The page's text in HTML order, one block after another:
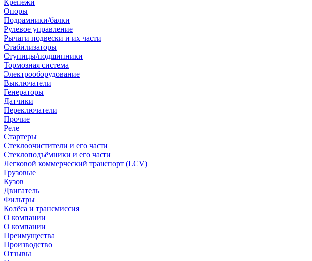
Крепежи
Опоры
Подрамники/балки
Рулевое управление
Рычаги подвески и их части
Стабилизаторы
Ступицы/подшипники
Тормозная система
Электрооборудование
Выключатели
Генераторы
Датчики
Переключатели
Прочие
Реле
Стартеры
Стеклоочистители и его части
Стеклоподъёмники и его части
Легковой коммерческий транспорт (LCV)
Грузовые
Кузов
Двигатель
Фильтры
Колёса и трансмиссия
О компании
О компании
Преимущества
Производство
Отзывы